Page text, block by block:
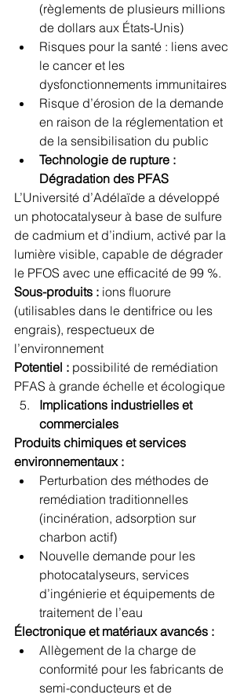
(règlements de plusieurs millions
de dollars aux États-Unis)
Risques pour la santé : liens avec
le cancer et les
dysfonctionnements immunitaires
Risque d’érosion de la demande
en raison de la réglementation et
de la sensibilisation du public
Technologie de rupture :
Dégradation des PFAS
L’Université d’Adélaïde a développé
un photocatalyseur à base de sulfure
de cadmium et d’indium, activé par la
lumière visible, capable de dégrader
le PFOS avec une efficacité de 99 %.
Sous-produits : ions fluorure
(utilisables dans le dentifrice ou les
engrais), respectueux de
l’environnement
Potentiel : possibilité de remédiation
PFAS à grande échelle et écologique
Implications industrielles et
commerciales
Produits chimiques et services
environnementaux :
Perturbation des méthodes de
remédiation traditionnelles
(incinération, adsorption sur
charbon actif)
Nouvelle demande pour les
photocatalyseurs, services
d’ingénierie et équipements de
traitement de l’eau
Électronique et matériaux avancés :
Allègement de la charge de
conformité pour les fabricants de
semi-conducteurs et de